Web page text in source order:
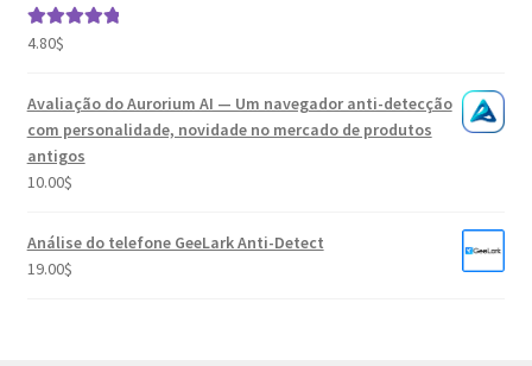
Avaliação
4.80$
Avaliação do Aurorium AI — Um navegador anti-detecção
com personalidade, novidade no mercado de produtos
antigos
10.00$
Análise do telefone GeeLark Anti-Detect
19.00$